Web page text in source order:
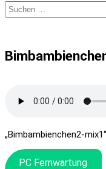
Suchen
nach:
„Bimbambienchen2-
PC Fernwartung